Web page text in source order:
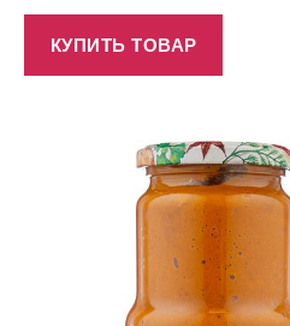
КУПИТЬ ТОВАР